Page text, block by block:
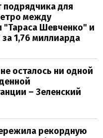
для
между
"Тараса Шевченко" и
1,76 миллиарда
осталось ни одной
– Зеленский
рекордную